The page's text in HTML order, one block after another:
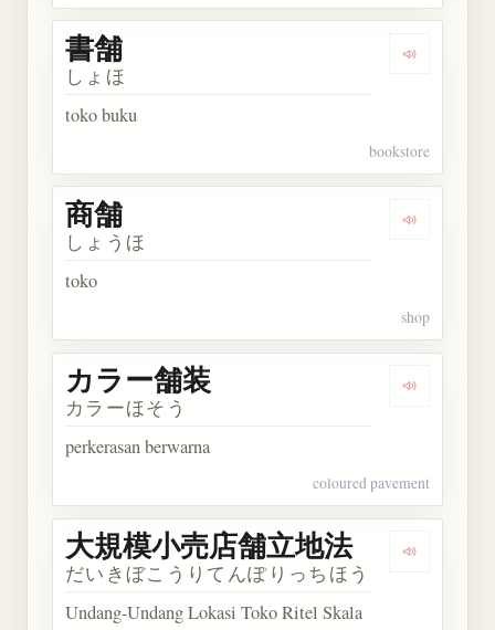
Dengarkan
書舗
しょほ
toko buku
bookstore
Dengarkan
商舗
しょうほ
toko
shop
Dengarkan
カラー舗装
カラーほそう
perkerasan berwarna
coloured pavement
Dengarkan
大規模小売店舗立地法
だいきぼこうりてんぽりっちほう
Undang-Undang Lokasi Toko Ritel Skala